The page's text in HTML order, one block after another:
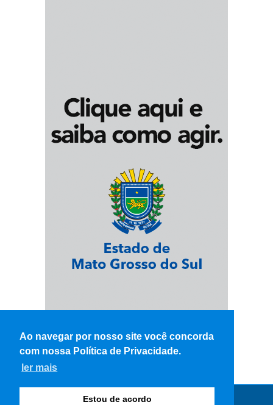
Ao navegar por nosso site você concorda
com nossa Política de Privacidade.
ler mais
Estou de acordo